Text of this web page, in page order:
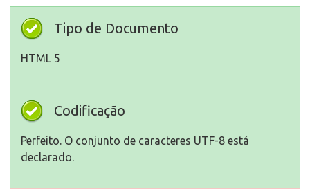
Tipo de Documento
HTML 5
Codificação
Perfeito. O conjunto de caracteres UTF-8 está
declarado.